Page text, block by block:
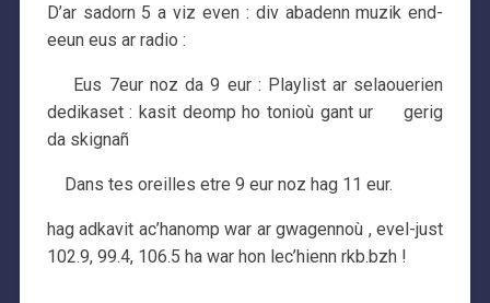
D’ar sadorn 5 a viz even : div abadenn muzik end-
eeun eus ar radio :
Eus 7eur noz da 9 eur : Playlist ar selaouerien
dedikaset : kasit deomp ho tonioù gant ur gerig
da skignañ
Dans tes oreilles etre 9 eur noz hag 11 eur.
hag adkavit ac’hanomp war ar gwagennoù , evel-just
102.9, 99.4, 106.5 ha war hon lec’hienn rkb.bzh !